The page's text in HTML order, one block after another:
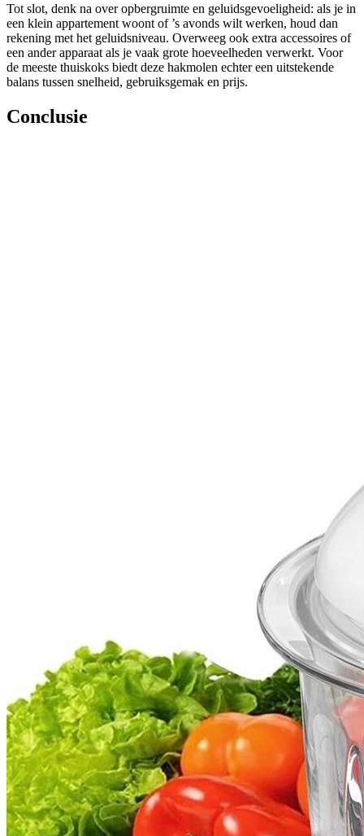
Tot slot, denk na over opbergruimte en geluidsgevoeligheid: als je in
een klein appartement woont of ’s avonds wilt werken, houd dan
rekening met het geluidsniveau. Overweeg ook extra accessoires of
een ander apparaat als je vaak grote hoeveelheden verwerkt. Voor
de meeste thuiskoks biedt deze hakmolen echter een uitstekende
balans tussen snelheid, gebruiksgemak en prijs.
Conclusie